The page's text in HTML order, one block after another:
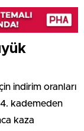
indirim oranları
kademeden
kaza